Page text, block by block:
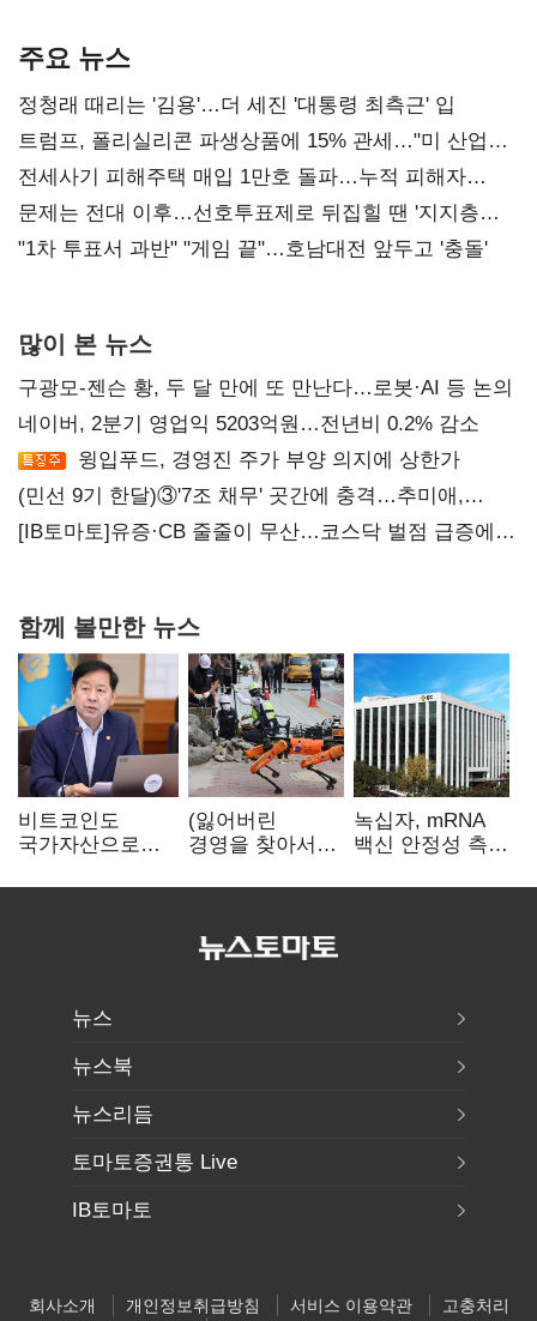
주요 뉴스
정청래 때리는 '김용'…더 세진 '대통령 최측근' 입
트럼프, 폴리실리콘 파생상품에 15% 관세…"미 산업
재건"
전세사기 피해주택 매입 1만호 돌파…누적 피해자
4만278명
문제는 전대 이후…선호투표제로 뒤집힐 땐 '지지층
불복'
"1차 투표서 과반" "게임 끝"…호남대전 앞두고 '충돌'
많이 본 뉴스
구광모-젠슨 황, 두 달 만에 또 만난다…로봇·AI 등 논의
네이버, 2분기 영업익 5203억원…전년비 0.2% 감소
윙입푸드, 경영진 주가 부양 의지에 상한가
(민선 9기 한달)③'7조 채무' 곳간에 충격…추미애,
20년만에 '비상재정' 선언 승부수
[IB토마토]유증·CB 줄줄이 무산…코스닥 벌점 급증에
함께 볼만한 뉴스
비트코인도
국가자산으로…'
기준은 숙제
(잃어버린
경영을 찾아서)
속도의 환상:
물류 혁신의
포용적 노동 전략
녹십자, mRNA
백신 안정성 측정
뉴스
뉴스북
뉴스리듬
토마토증권통 Live
IB토마토
회사소개 개인정보취급방침 서비스 이용약관
고충처리